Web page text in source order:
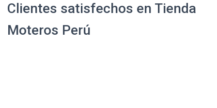
Clientes satisfechos en Tienda
Moteros Perú